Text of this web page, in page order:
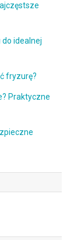
do idealnej
fryzurę?
Praktyczne